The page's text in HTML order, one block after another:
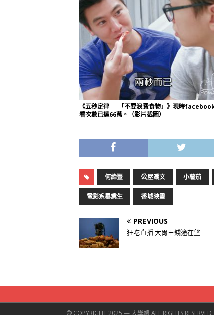
《五秒定律──「不要浪費食物」》現時
看次數已達66萬。（影片截圖）
何緯豐 公屋潮文 小薯茄
電影系畢業生 香城映畫
PREVIOUS
狂吃直播 大胃王錢途在望